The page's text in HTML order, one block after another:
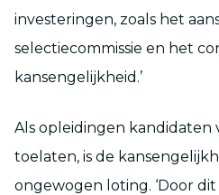
investeringen, zoals het
selectiecommissie en het
kansengelijkheid.’
Als opleidingen kandidaten
toelaten, is de
ongewogen loting. ‘Door